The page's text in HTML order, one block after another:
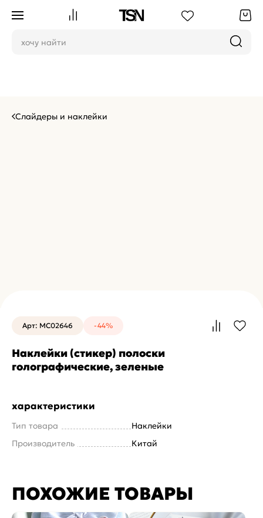
Слайдеры и наклейки
Арт: MC02646 -44%
Наклейки (стикер) полоски
голографические, зеленые
характеристики
Тип товара
Наклейки
Производитель
Китай
ПОХОЖИЕ ТОВАРЫ